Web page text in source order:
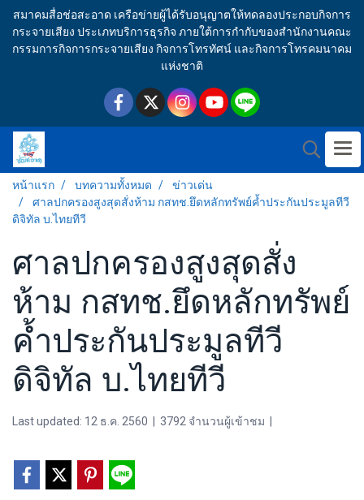
สมาคมสื่อช่อสะอาด เครือข่ายผู้ได้รับอนุญาตให้ทดลองประกอบกิจการ
กระจายเสียง ประเภทบริการธุรกิจ ภายใต้การกำกับของสำนักงานคณะ
กรรมการกิจการกระจายเสียง กิจการโทรทัศน์ และกิจการโทรคมนาคม
แห่งชาติ
หน้าแรก บทความทั้งหมด
ข่าวเด่น
ศาลปกครองสูงสุดสั่งห้าม กสทช.ยึดหลักทรัพย์ค้ำประกันประมูลทีวี
ดิจิทัล บ.ไทยทีวี
ศาลปกครองสูงสุดสั่ง
ห้าม กสทช.ยึดหลักทรัพย์
ค้ำประกันประมูลทีวี
ดิจิทัล บ.ไทยทีวี
Last updated: 12 ธ.ค. 2560 3792 จำนวนผู้เข้าชม